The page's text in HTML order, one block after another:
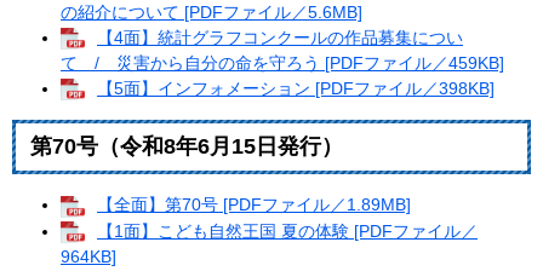
の紹介について [PDFファイル／5.6MB]
【4面】統計グラフコンクールの作品募集につい
て / 災害から自分の命を守ろう [PDFファイル／459KB]
【5面】インフォメーション [PDFファイル／398KB]
第70号（令和8年6月15日発行）
【全面】第70号 [PDFファイル／1.89MB]
【1面】こども自然王国 夏の体験 [PDFファイル／
964KB]